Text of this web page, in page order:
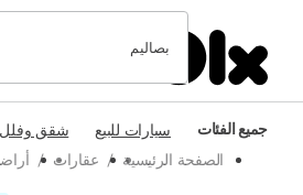
بصاليم
جميع الفئات سيارات للبيع شقق وفلل
الصفحة الرئيسية / عقارات /